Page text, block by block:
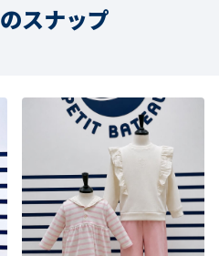
スナップ